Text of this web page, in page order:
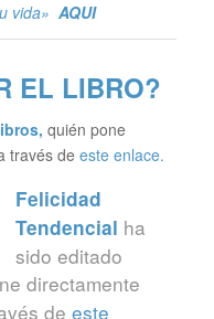
vida» AQUI
EL LIBRO?
, quién pone
través de este enlace.
Felicidad
Tendencial ha
sido editado
directamente
de este